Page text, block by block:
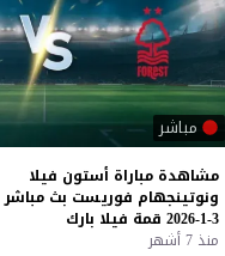
مباشر
مشاهدة مباراة أستون فيلا
ونوتينجهام فوريست بث مباشر
3-1-2026
قمة فيلا بارك
منذ 7 أشهر